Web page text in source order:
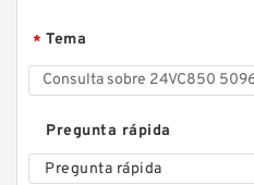
* Tema
Pregunta rápida
Pregunta rápida